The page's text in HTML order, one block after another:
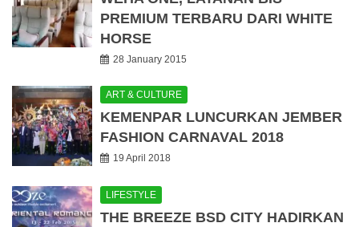
PREMIUM TERBARU DARI WHITE
HORSE
28 January 2015
ART & CULTURE
KEMENPAR LUNCURKAN JEMBER
FASHION CARNAVAL 2018
19 April 2018
LIFESTYLE
THE BREEZE BSD CITY HADIRKAN